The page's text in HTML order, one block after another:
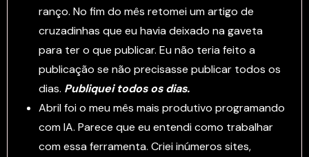
ranço. No fim do mês retomei um artigo de
cruzadinhas que eu havia deixado na gaveta
para ter o que publicar. Eu não teria feito a
publicação se não precisasse publicar todos os
dias. Publiquei todos os dias.
Abril foi o meu mês mais produtivo programando
com IA. Parece que eu entendi como trabalhar
com essa ferramenta. Criei inúmeros sites,